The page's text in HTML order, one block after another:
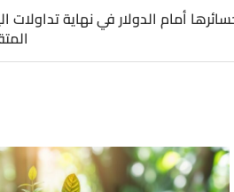
أمام الدولار في نهاية تداولات